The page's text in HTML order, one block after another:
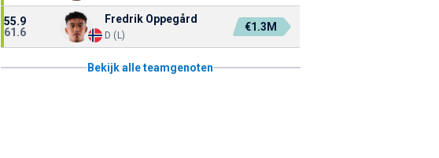
55.9
61.6
Fredrik Oppegård
D (L)
€1.3M
Bekijk alle teamgenoten